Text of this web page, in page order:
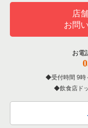
店
お問
お電
受付時間 9時
飲食店ド